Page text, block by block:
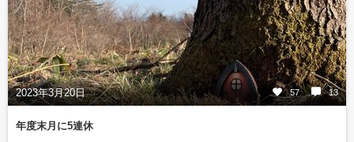
2023年3月20日 57 13
年度末月に5連休